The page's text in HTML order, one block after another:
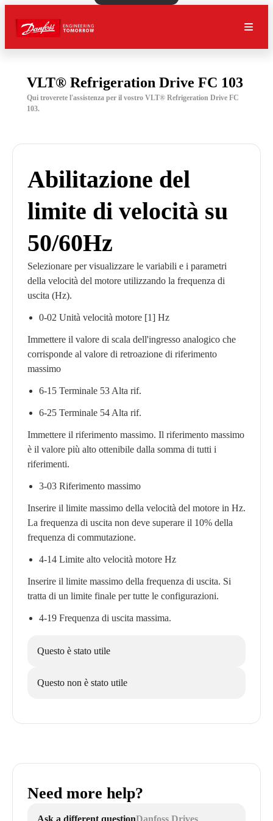
VLT® Refrigeration Drive FC 103
Qui troverete l'assistenza per il vostro VLT® Refrigeration Drive FC
103.
Abilitazione del
limite di velocità su
50/60Hz
Selezionare per visualizzare le variabili e i parametri
della velocità del motore utilizzando la frequenza di
uscita (Hz).
0-02 Unità velocità motore [1] Hz
Immettere il valore di scala dell'ingresso analogico che
corrisponde al valore di retroazione di riferimento
massimo
6-15 Terminale 53 Alta rif.
6-25 Terminale 54 Alta rif.
Immettere il riferimento massimo. Il riferimento massimo
è il valore più alto ottenibile dalla somma di tutti i
riferimenti.
3-03 Riferimento massimo
Inserire il limite massimo della velocità del motore in Hz.
La frequenza di uscita non deve superare il 10% della
frequenza di commutazione.
4-14 Limite alto velocità motore Hz
Inserire il limite massimo della frequenza di uscita. Si
tratta di un limite finale per tutte le configurazioni.
4-19 Frequenza di uscita massima.
Questo è stato utile
Questo non è stato utile
Need more help?
Ask a different questionDanfoss Drives